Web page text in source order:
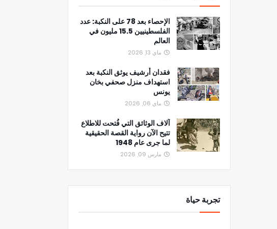
الإحصاء بعد 78 على النكبة: عدد
الفلسطينيين 15.5 مليون في
العالم
ماي 13, 2026
فقدان أرشيف يوثق النكبة بعد
استهداف منزل صحفي بخان
يونس
ماي 06, 2026
آلاف الوثائق التي فُتحت للاطلاع
تتيح الآن رواية القصة الحقيقية
لما جرى عام 1948
مارس 09, 2026
تجربة حياة